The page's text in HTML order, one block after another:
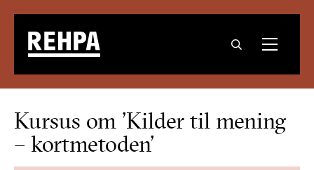
Kursus om ’Kilder til mening
– kortmetoden’